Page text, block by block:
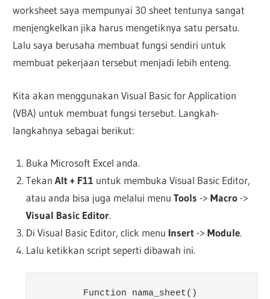
worksheet saya mempunyai 30 sheet tentunya sangat
menjengkelkan jika harus mengetiknya satu persatu.
Lalu saya berusaha membuat fungsi sendiri untuk
membuat pekerjaan tersebut menjadi lebih enteng.
Kita akan menggunakan Visual Basic for Application
(VBA) untuk membuat fungsi tersebut. Langkah-
langkahnya sebagai berikut:
Buka Microsoft Excel anda.
Tekan Alt + F11 untuk membuka Visual Basic Editor,
atau anda bisa juga melalui menu Tools -> Macro->
Visual Basic Editor.
Di Visual Basic Editor, click menu Insert-> Module.
Lalu ketikkan script seperti dibawah ini.